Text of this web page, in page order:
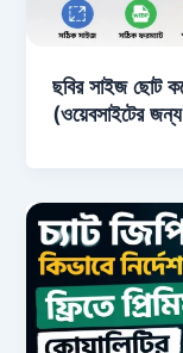
ছবির সাইজ ছোট
(ওয়েবসাইটের